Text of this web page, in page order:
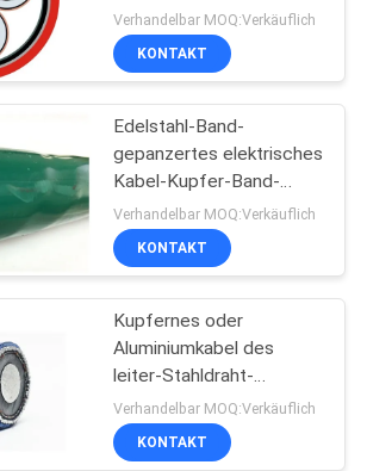
umhülltes
CU-35KV für
Transformator-Stationen
Verhandelbar MOQ:Verkäuflich
KONTAKT
Edelstahl-Band-
gepanzertes elektrisches
Kabel-Kupfer-Band-
Schirm CU Stromkabel
Verhandelbar MOQ:Verkäuflich
KONTAKT
Kupfernes oder
Aluminiumkabel des
leiter-Stahldraht-
gepanzertes elektrisches
Kabel-Kupfer-Band-
Schild-33kV
Verhandelbar MOQ:Verkäuflich
KONTAKT